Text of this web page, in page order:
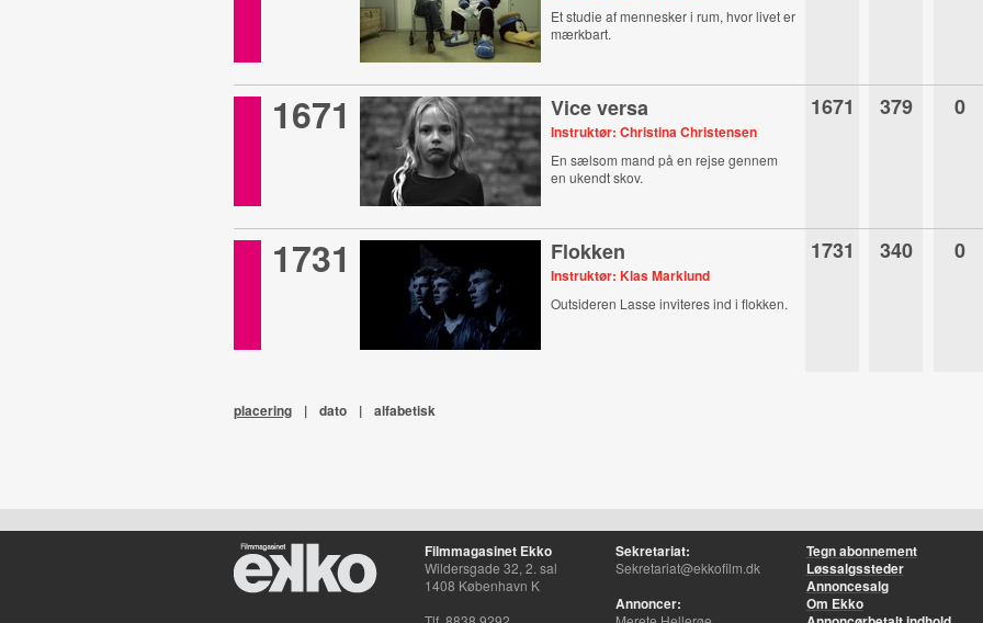
Et studie af mennesker i rum, hvor livet er
mærkbart.
1671 Vice versa
Instruktør: Christina Christensen
En sælsom mand på en rejse gennem
en ukendt skov.
1671 379 0
1731 Flokken
Instruktør: Klas Marklund
Outsideren Lasse inviteres ind i flokken.
1731 340 0
placering | dato | alfabetisk
Filmmagasinet Ekko
Wildersgade 32, 2. sal
1408 København K
Sekretariat:
Sekretariat@ekkofilm.dk
Annoncer:
Tegn abonnement
Løssalgssteder
Annoncesalg
Om Ekko